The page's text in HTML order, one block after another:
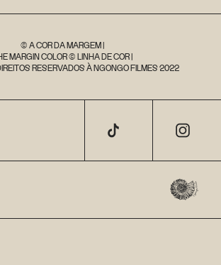
© A COR DA MARGEM |
MARGIN COLOR © LINHA DE COR |
RESERVADOS À NGONGO FILMES 2022